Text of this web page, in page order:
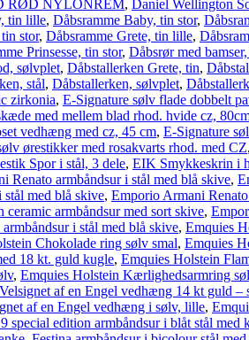
RØD NYLONREM, Daniel Wellington
tin lille, Dåbsramme Baby, tin stor,
stor, Dåbsramme Grete, tin lille,
Prinsesse, tin stor, Dåbsrør med
sølvplet, Dåbstallerken Grete, tin,
stål, Dåbstallerken, sølvplet,
zirkonia, E-Signature sølv flade dobbelt
med mellem blad rhod. hvide cz,
vedhæng med cz, 45 cm, E-Signature
ørestikker med rosakvarts rhod. med CZ,
Spor i stål, 3 dele, EIK Smykkeskrin i
Renato armbåndsur i stål med blå skive,
med blå skive, Emporio Armani
armbåndsur med sort skive,
i stål med blå skive, Emquies
Chokolade ring sølv smal, Emquies
18 kt. guld kugle, Emquies Holstein
, Emquies Holstein Kærlighedsarmring
af en Engel vedhæng 14 kt guld –
af en Engel vedhæng i sølv, lille,
special edition armbåndsur i blåt stål med